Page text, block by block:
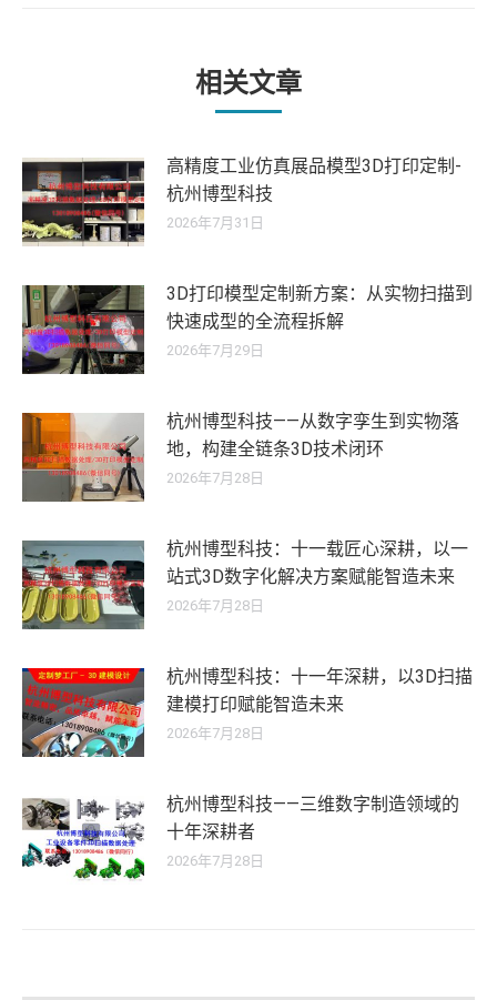
章：
相关文章
高精度工业仿真展品模型3D打印定制-
杭州博型科技
2026年7月31日
3D打印模型定制新方案：从实物扫描到
快速成型的全流程拆解
2026年7月29日
杭州博型科技——从数字孪生到实物落
地，构建全链条3D技术闭环
2026年7月28日
杭州博型科技：十一载匠心深耕，以一
站式3D数字化解决方案赋能智造未来
2026年7月28日
杭州博型科技：十一年深耕，以3D扫描
建模打印赋能智造未来
2026年7月28日
杭州博型科技——三维数字制造领域的
十年深耕者
2026年7月28日